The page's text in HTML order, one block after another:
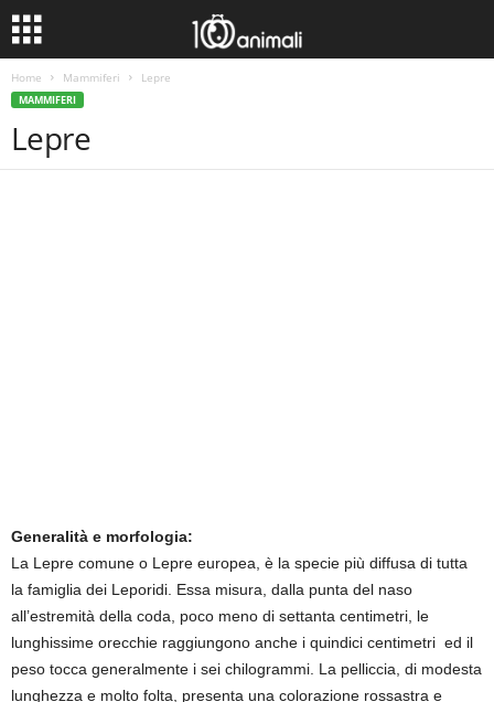
Home Mammiferi Lepre
MAMMIFERI
Lepre
Generalità e morfologia:
La Lepre comune o Lepre europea, è la specie più diffusa di tutta
la famiglia dei Leporidi. Essa misura, dalla punta del naso
all’estremità della coda, poco meno di settanta centimetri, le
lunghissime orecchie raggiungono anche i quindici centimetri ed il
peso tocca generalmente i sei chilogrammi. La pelliccia, di modesta
lunghezza e molto folta, presenta una colorazione rossastra e